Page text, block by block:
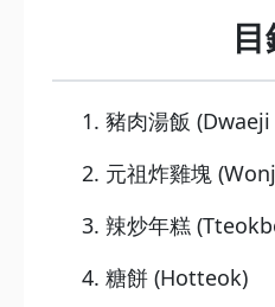
1. 豬肉湯飯
2. 元祖炸雞塊
3. 辣炒年糕
4. 糖餅 (Hotteok)